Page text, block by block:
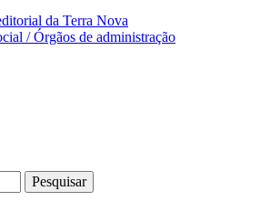
da Terra Nova
/ Órgãos de administração